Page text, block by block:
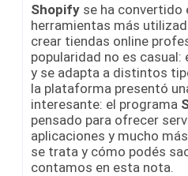
Shopify se ha convertido
herramientas más
crear tiendas online
popularidad no es casual:
y se adapta a distintos
la plataforma presentó
interesante: el programa
pensado para ofrecer
aplicaciones y mucho
se trata y cómo podés
contamos en esta nota.